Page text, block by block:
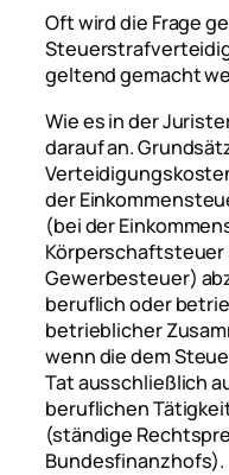
Oft wird die Frage
geltend gemacht
Wie es in der
darauf an.
der
(bei der
Körperschaftsteuer
Gewerbesteuer)
beruflich oder
betrieblicher
wenn die dem
Tat ausschließlich
beruflichen
(ständige
Bundesfinanzhofs).